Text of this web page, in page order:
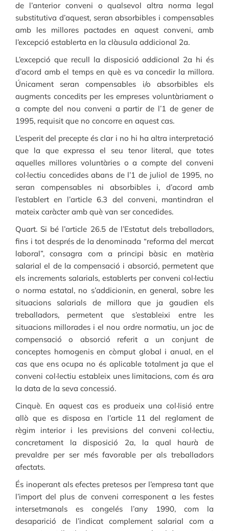
de l’anterior conveni o qualsevol altra norma legal
substitutiva d’aquest, seran absorbibles i compensables
amb les millores pactades en aquest conveni, amb
l’excepció establerta en la clàusula addicional 2a.
L’excepció que recull la disposició addicional 2a hi és
d’acord amb el temps en què es va concedir la millora.
Únicament seran compensables i/o absorbibles els
augments concedits per les empreses voluntàriament o
a compte del nou conveni a partir de l’1 de gener de
1995, requisit que no concorre en aquest cas.
L’esperit del precepte és clar i no hi ha altra interpretació
que la que expressa el seu tenor literal, que totes
aquelles millores voluntàries o a compte del conveni
col·lectiu concedides abans de l’1 de juliol de 1995, no
seran compensables ni absorbibles i, d’acord amb
l’establert en l’article 6.3 del conveni, mantindran el
mateix caràcter amb què van ser concedides.
Quart. Si bé l’article 26.5 de l’Estatut dels treballadors,
fins i tot després de la denominada “reforma del mercat
laboral”, consagra com a principi bàsic en matèria
salarial el de la compensació i absorció, permetent que
els increments salarials, establerts per conveni col·lectiu
o norma estatal, no s’addicionin, en general, sobre les
situacions salarials de millora que ja gaudien els
treballadors, permetent que s’estableixi entre les
situacions millorades i el nou ordre normatiu, un joc de
compensació o absorció referit a un conjunt de
conceptes homogenis en còmput global i anual, en el
cas que ens ocupa no és aplicable totalment ja que el
conveni col·lectiu estableix unes limitacions, com és ara
la data de la seva concessió.
Cinquè. En aquest cas es produeix una col·lisió entre
allò que es disposa en l’article 11 del reglament de
règim interior i les previsions del conveni col·lectiu,
concretament la disposició 2a, la qual haurà de
prevaldre per ser més favorable per als treballadors
afectats.
És inoperant als efectes pretesos per l’empresa tant que
l’import del plus de conveni corresponent a les festes
intersetmanals es congelés l’any 1990, com la
desaparició de l’indicat complement salarial com a